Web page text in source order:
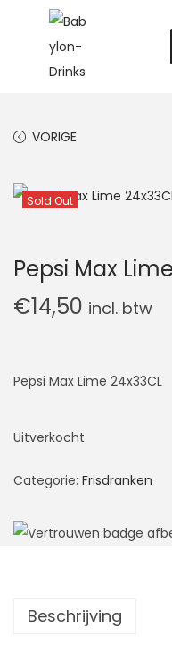
VORIGE
Sold Out
Pepsi Max
€14,50 incl. btw
Pepsi Max Lime 24x33CL
Uitverkocht
Categorie: Frisdranken
Beschrijving